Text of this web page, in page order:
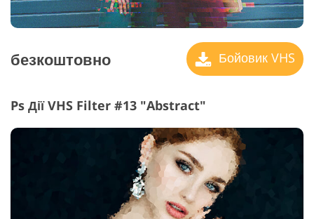
безкоштовно Бойовик VHS
Ps Дії VHS Filter #13 "Abstract"